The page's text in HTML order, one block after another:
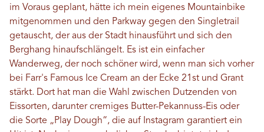
im Voraus geplant, hätte ich mein eigenes Mountainbike
mitgenommen und den Parkway gegen den Singletrail
getauscht, der aus der Stadt hinausführt und sich den
Berghang hinaufschlängelt. Es ist ein einfacher
Wanderweg, der noch schöner wird, wenn man sich vorher
bei Farr's Famous Ice Cream an der Ecke 21st und Grant
stärkt. Dort hat man die Wahl zwischen Dutzenden von
Eissorten, darunter cremiges Butter-Pekannuss-Eis oder
die Sorte „Play Dough“, die auf Instagram garantiert ein